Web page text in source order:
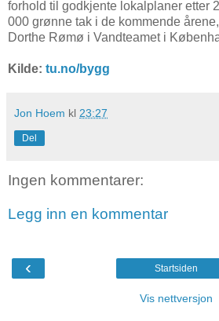
forhold til godkjente lokalplaner etter
000 grønne tak i de kommende
Dorthe Rømø i Vandteamet i
Kilde: tu.no/bygg
Jon Hoem kl 23:27
Del
Ingen kommentarer:
Legg inn en kommentar
‹ Startsiden
Vis nettversjon